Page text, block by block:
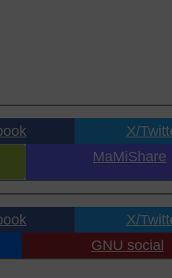
X/
MaMiShare
X/
GNU social